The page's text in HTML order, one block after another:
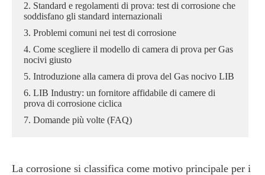
2. Standard e regolamenti di prova: test di corrosione che
soddisfano gli standard internazionali
3. Problemi comuni nei test di corrosione
4. Come scegliere il modello di camera di prova per Gas
nocivi giusto
5. Introduzione alla camera di prova del Gas nocivo LIB
6. LIB Industry: un fornitore affidabile di camere di
prova di corrosione ciclica
7. Domande più volte (FAQ)
La corrosione si classifica come motivo principale per i